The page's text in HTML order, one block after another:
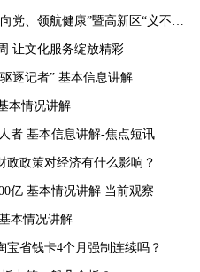
”暨高新区“义不容辞、珍爱相伴”义诊活动
让文化服务绽放精彩
逐记者” 基本信息讲解
本情况讲解
者 基本信息讲解-焦点短讯
政政策对经济有什么影响？
亿 基本情况讲解 当前观察
本情况讲解
省钱卡4个月强制连续吗？